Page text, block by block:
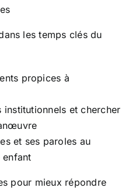
les temps clés du
propices à
institutionnels et chercher
et ses paroles au
enfant
pour mieux répondre